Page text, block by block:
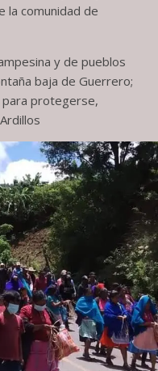
la comunidad de
y de pueblos
baja de Guerrero;
protegerse,